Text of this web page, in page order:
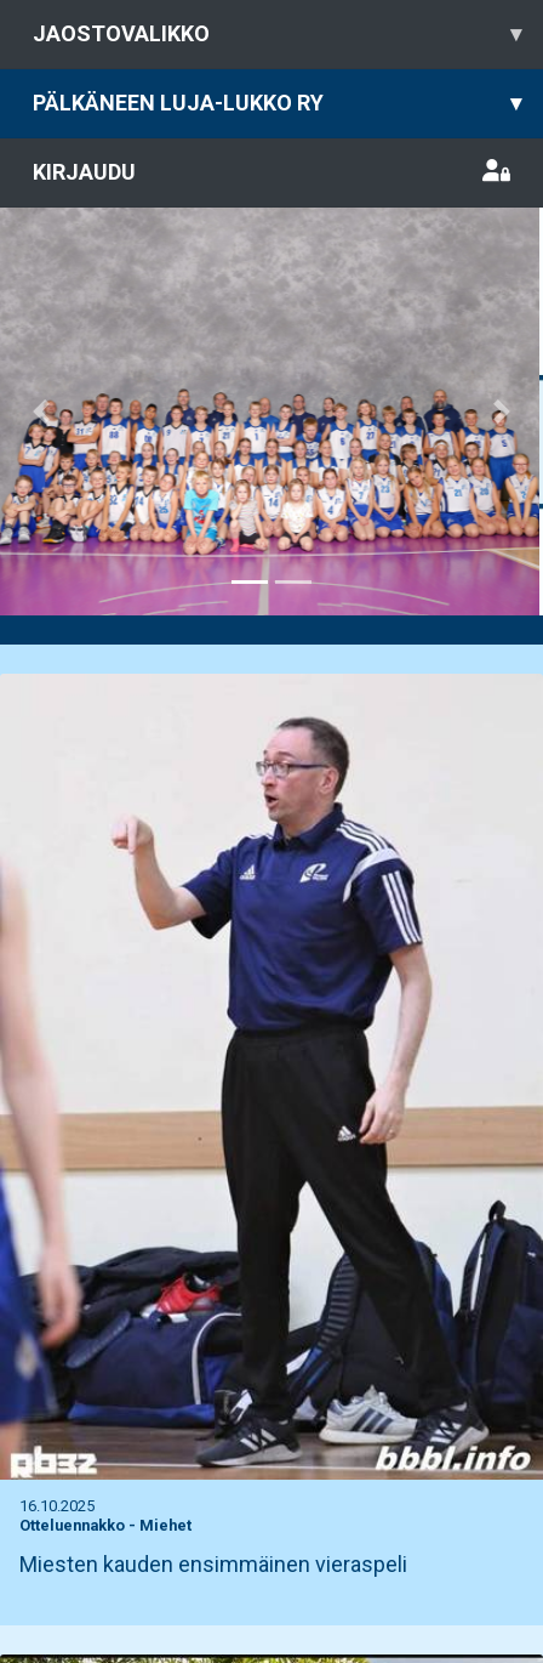
JAOSTOVALIKKO ▾
PÄLKÄNEEN LUJA-LUKKO RY ▾
KIRJAUDU
Previous
16.10.2025
Otteluennakko - Miehet
Miesten kauden ensimmäinen vieraspeli